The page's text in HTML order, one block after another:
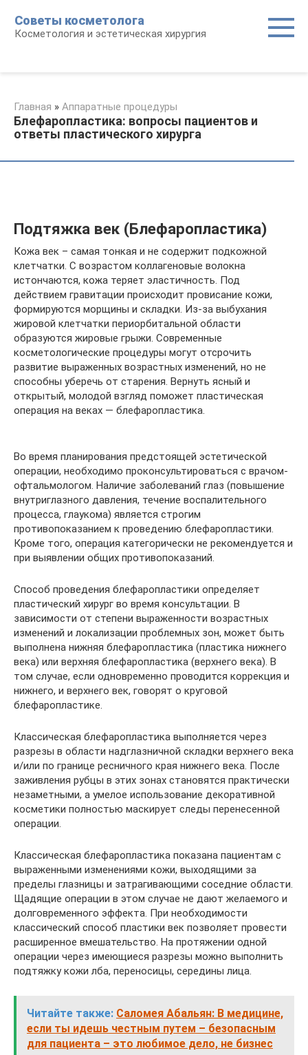
контенту
Советы косметолога
Косметология и эстетическая хирургия
Главная » Аппаратные процедуры
Блефаропластика: вопросы пациентов и
ответы пластического хирурга
Подтяжка век (Блефаропластика)
Кожа век – самая тонкая и не содержит подкожной
клетчатки. С возрастом коллагеновые волокна
истончаются, кожа теряет эластичность. Под
действием гравитации происходит провисание кожи,
формируются морщины и складки. Из-за выбухания
жировой клетчатки периорбитальной области
образуются жировые грыжи. Современные
косметологические процедуры могут отсрочить
развитие выраженных возрастных изменений, но не
способны уберечь от старения. Вернуть ясный и
открытый, молодой взгляд поможет пластическая
операция на веках — блефаропластика.
Во время планирования предстоящей эстетической
операции, необходимо проконсультироваться с врачом-
офтальмологом. Наличие заболеваний глаз (повышение
внутриглазного давления, течение воспалительного
процесса, глаукома) является строгим
противопоказанием к проведению блефаропластики.
Кроме того, операция категорически не рекомендуется и
при выявлении общих противопоказаний.
Способ проведения блефаропластики определяет
пластический хирург во время консультации. В
зависимости от степени выраженности возрастных
изменений и локализации проблемных зон, может быть
выполнена нижняя блефаропластика (пластика нижнего
века) или верхняя блефаропластика (верхнего века). В
том случае, если одновременно проводится коррекция и
нижнего, и верхнего век, говорят о круговой
блефаропластике.
Классическая блефаропластика выполняется через
разрезы в области надглазничной складки верхнего века
и/или по границе ресничного края нижнего века. После
заживления рубцы в этих зонах становятся практически
незаметными, а умелое использование декоративной
косметики полностью маскирует следы перенесенной
операции.
Классическая блефаропластика показана пациентам с
выраженными изменениями кожи, выходящими за
пределы глазницы и затрагивающими соседние области.
Щадящие операции в этом случае не дают желаемого и
долговременного эффекта. При необходимости
классический способ пластики век позволяет провести
расширенное вмешательство. На протяжении одной
операции через имеющиеся разрезы можно выполнить
подтяжку кожи лба, переносицы, середины лица.
Читайте также: Саломея Абальян: В медицине,
если ты идешь честным путем – безопасным
для пациента – это любимое дело, не бизнес